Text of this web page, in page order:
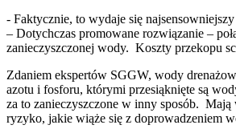
- Faktycznie, to wydaje się
– Dotychczas promowane rozwiązanie –
zanieczyszczonej wody. Koszty przekopu
Zdaniem ekspertów SGGW, wody
azotu i fosforu, którymi przesiąknięte są
za to zanieczyszczone w inny sposób.
ryzyko, jakie wiąże się z doprowadzeniem